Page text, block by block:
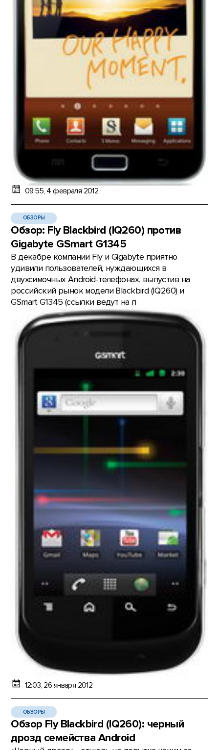
09:55, 4 февраля 2012
ОБЗОРЫ
Обзор: Fly Blackbird (IQ260) против
Gigabyte GSmart G1345
В декабре компании Fly и Gigabyte приятно
удивили пользователей, нуждающихся в
двухсимочных Android-телефонах, выпустив на
российский рынок модели Blackbird (IQ260) и
GSmart G1345 (ссылки ведут на п
12:03, 26 января 2012
ОБЗОРЫ
Обзор Fly Blackbird (IQ260): черный
дрозд семейства Android